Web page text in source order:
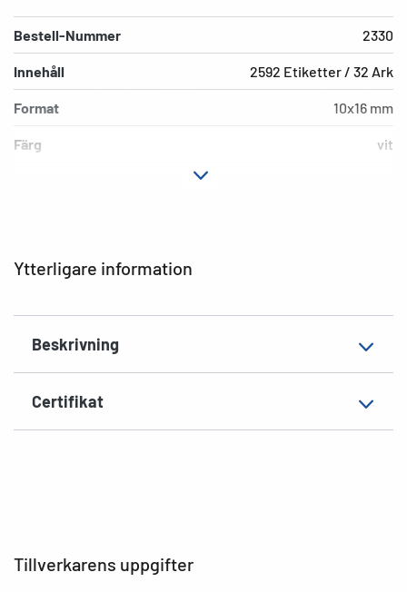
Ytterligare information
Beskrivning
Certifikat
Bestell-Nummer 2330
Innehåll 2592 Etiketter / 32 Ark
Format 10x16 mm
Färg vit
EAN 4008705023306
Tillverkarens uppgifter